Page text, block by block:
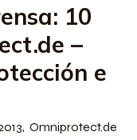
10
–
e
Omniprotect.de